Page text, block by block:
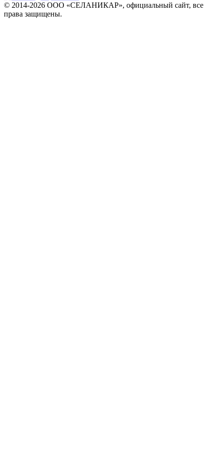
© 2014-2026 ООО «СЕЛАНИКАР», официальный сайт, все
права защищены.